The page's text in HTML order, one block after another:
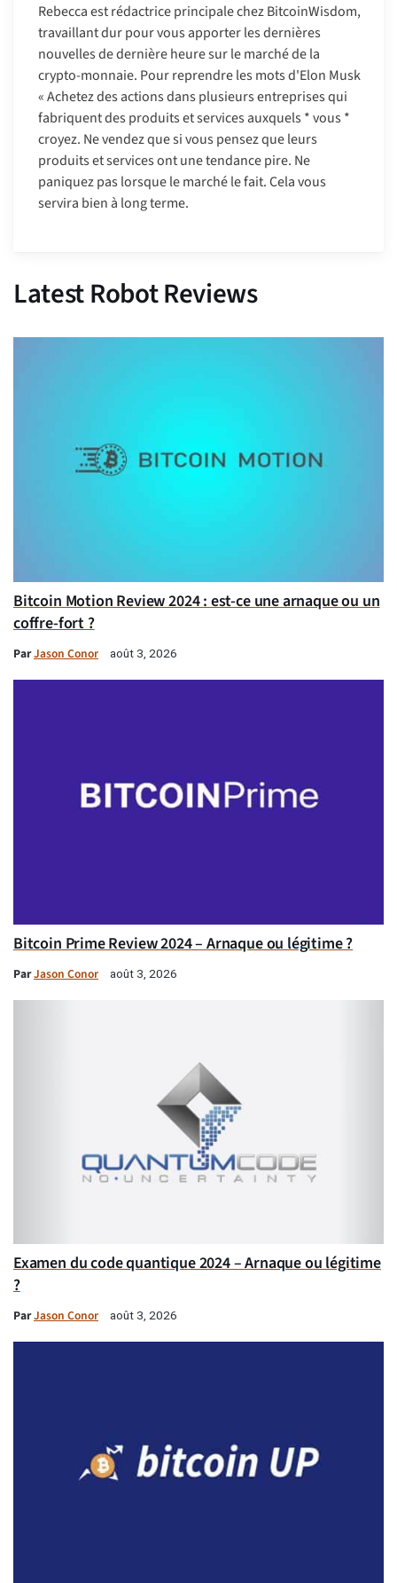
Rebecca est rédactrice principale chez BitcoinWisdom,
travaillant dur pour vous apporter les dernières
nouvelles de dernière heure sur le marché de la
crypto-monnaie. Pour reprendre les mots d'Elon Musk
« Achetez des actions dans plusieurs entreprises qui
fabriquent des produits et services auxquels * vous *
croyez. Ne vendez que si vous pensez que leurs
produits et services ont une tendance pire. Ne
paniquez pas lorsque le marché le fait. Cela vous
servira bien à long terme.
Latest Robot Reviews
Bitcoin Motion Review 2024 : est-ce une arnaque ou un
coffre-fort ?
ParJason Conor août 3, 2026
Bitcoin Prime Review 2024 – Arnaque ou légitime ?
ParJason Conor août 3, 2026
Examen du code quantique 2024 – Arnaque ou légitime
?
ParJason Conor août 3, 2026